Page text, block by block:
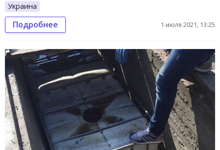
Украина
Подробнее 1 июля 2021, 13:25